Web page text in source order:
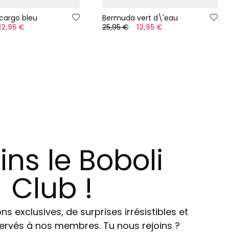
bleu
€
Bermuda vert d\'eau
25,95 €
12,95 €
le Boboli
Club !
exclusives, de surprises irrésistibles et
à nos membres. Tu nous rejoins ?